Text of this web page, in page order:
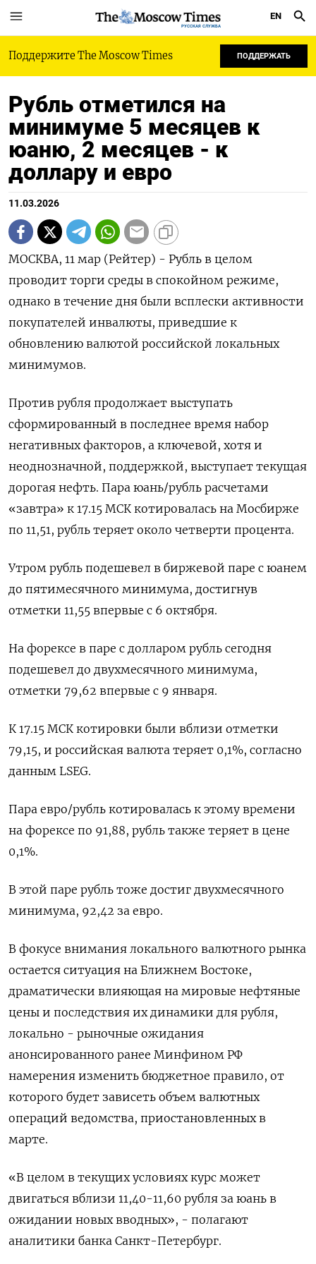
РУССКАЯ СЛУЖБА
EN
Поддержите The Moscow Times ПОДДЕРЖАТЬ
Рубль отметился на
минимуме 5 месяцев к
юаню, 2 месяцев - к
доллару и евро
11.03.2026
МОСКВА, 11 мар (Рейтер) - Рубль в целом
проводит торги среды в спокойном режиме,
однако в течение дня были всплески активности
покупателей инвалюты, приведшие к
обновлению валютой российской локальных
минимумов.
Против рубля продолжает выступать
сформированный в последнее время набор
негативных факторов, а ключевой, хотя и
неоднозначной, поддержкой, выступает текущая
дорогая ‌нефть. Пара юань/рубль расчетами
«завтра» к 17.15 МСК котировалась на Мосбирже
по 11,51, рубль теряет около четверти процента.
Утром рубль подешевел в биржевой паре с юанем
до пятимесячного минимума, достигнув
отметки 11,55 впервые с 6 октября.
На форексе в паре с долларом рубль сегодня
подешевел до двухмесячного минимума, ​
отметки 79,62 впервые с 9 января.
К 17.15 ​МСК котировки были вблизи отметки
79,15, ​и российская валюта ⁠теряет 0,1%, согласно
данным LSEG.
Пара евро/рубль котировалась к этому времени
на форексе по 91,88, рубль также ‌теряет в цене
0,1%.
В этой паре рубль тоже ‌достиг двухмесячного
минимума, 92,42 за евро.
В фокусе внимания локального валютного рынка
остается ситуация на Ближнем Востоке,
драматически влияющая на мировые нефтяные
цены и последствия ​их динамики для рубля,
локально - рыночные ожидания
анонсированного ранее Минфином РФ
намерения изменить бюджетное правило, от
которого будет зависеть ‌объем валютных
операций ведомства, приостановленных в
марте.
«В целом в текущих условиях курс может
двигаться вблизи 11,40-11,60 рубля за юань ​в
ожидании новых вводных», - полагают
аналитики банка Санкт-Петербург.